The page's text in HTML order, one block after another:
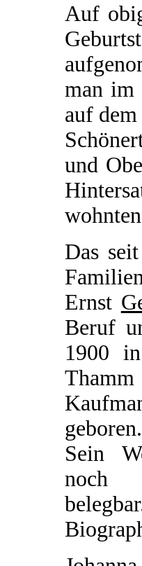
Auf
man im
auf
und
Das
Ernst
Beruf
1900
Thamm
geboren.
Sein
noch